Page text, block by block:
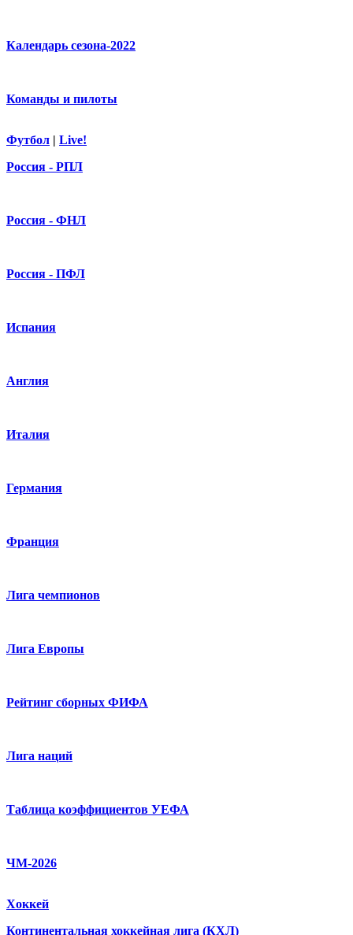
Календарь сезона-2022
Команды и пилоты
Футбол | Live!
Россия - РПЛ
Россия - ФНЛ
Россия - ПФЛ
Испания
Англия
Италия
Германия
Франция
Лига чемпионов
Лига Европы
Рейтинг сборных ФИФА
Лига наций
Таблица коэффициентов УЕФА
ЧМ-2026
Хоккей
Континентальная хоккейная лига (КХЛ)